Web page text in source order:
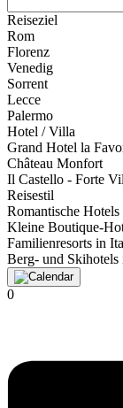
Reiseziel
Rom
Florenz
Venedig
Sorrent
Lecce
Palermo
Hotel / Villa
Grand Hotel la
Château Monfort
Il Castello - Forte
Reisestil
Romantische
Kleine Boutique-
Familienresorts in
Berg- und Skihotels
0